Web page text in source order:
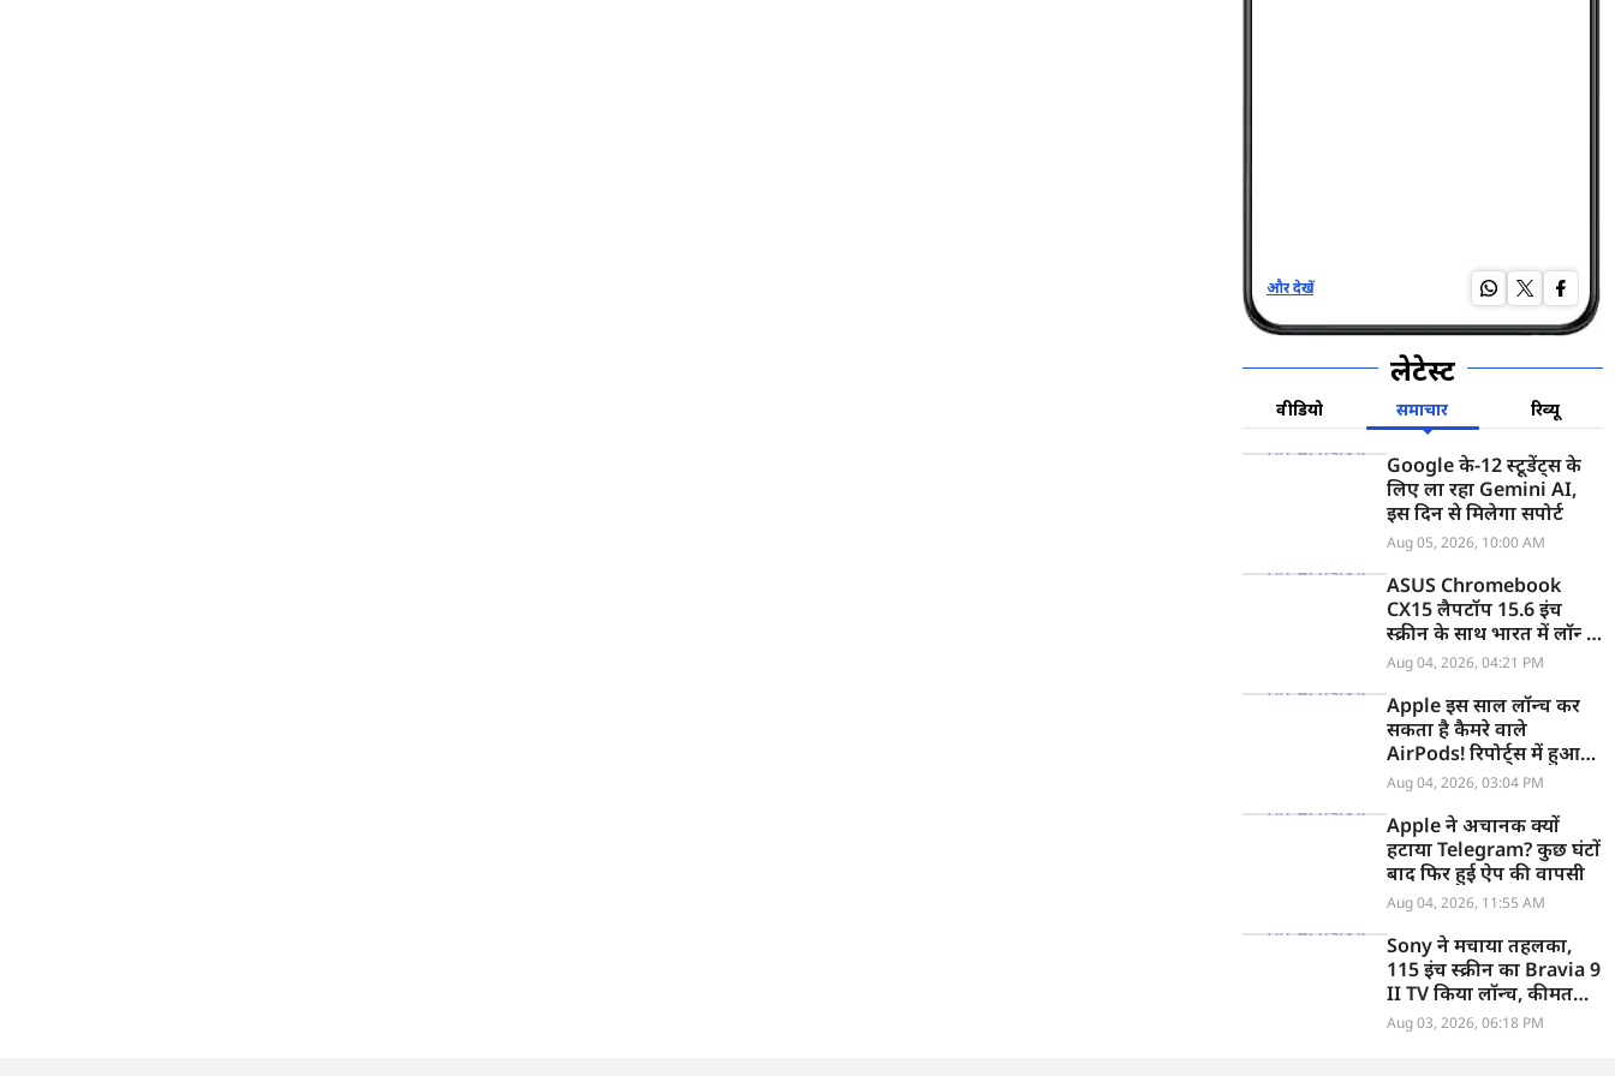
और देखें
लेटेस्ट
वीडियो समाचार रिव्यू
Google के-12 स्टूडेंट्स के
लिए ला रहा Gemini AI,
इस दिन से मिलेगा सपोर्ट
Aug 05, 2026, 10:00 AM
ASUS Chromebook
CX15 लैपटॉप 15.6 इंच
स्क्रीन के साथ भारत में लॉन्च,
जानें कीमत
Aug 04, 2026, 04:21 PM
Apple इस साल लॉन्च कर
सकता है कैमरे वाले
AirPods! रिपोर्ट्स में हुआ
खुलासा
Aug 04, 2026, 03:04 PM
Apple ने अचानक क्यों
हटाया Telegram? कुछ घंटों
बाद फिर हुई ऐप की वापसी
Aug 04, 2026, 11:55 AM
Sony ने मचाया तहलका,
115 इंच स्क्रीन का Bravia 9
II TV किया लॉन्च, कीमत
सुनकर उड़ जाएंगे होश
Aug 03, 2026, 06:18 PM